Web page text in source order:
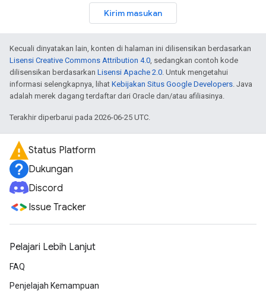
Kirim masukan
Kecuali dinyatakan lain, konten di halaman ini dilisensikan berdasarkan
Lisensi Creative Commons Attribution 4.0, sedangkan contoh kode
dilisensikan berdasarkan Lisensi Apache 2.0. Untuk mengetahui
informasi selengkapnya, lihat Kebijakan Situs Google Developers. Java
adalah merek dagang terdaftar dari Oracle dan/atau afiliasinya.
Terakhir diperbarui pada 2026-06-25 UTC.
Status Platform
Dukungan
Discord
Issue Tracker
Pelajari Lebih Lanjut
FAQ
Penjelajah Kemampuan